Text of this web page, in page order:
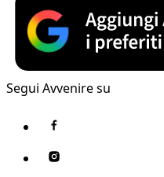
Segui Avvenire su